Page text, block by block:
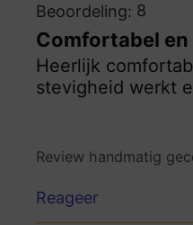
Beoordeling: 8
Comfortabel
Heerlijk
stevigheid werkt
Review handmatig
Reageer